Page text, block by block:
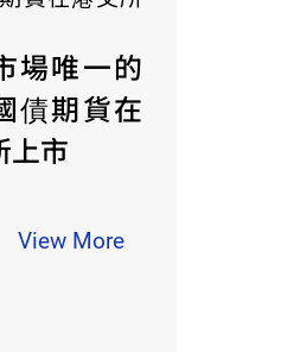
場唯一的
債期貨在
上市
View More